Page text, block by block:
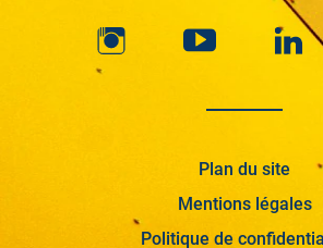
Plan du site
Mentions légales
Politique de